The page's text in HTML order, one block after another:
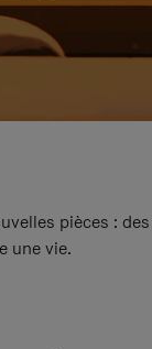
pièces : des
une vie.